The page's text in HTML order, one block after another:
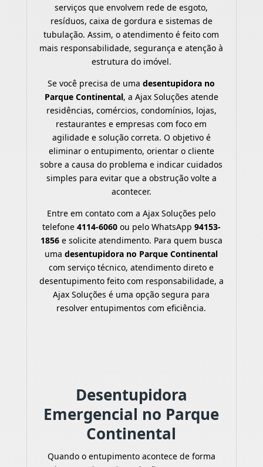
serviços que envolvem rede de esgoto,
resíduos, caixa de gordura e sistemas de
tubulação. Assim, o atendimento é feito com
mais responsabilidade, segurança e atenção à
estrutura do imóvel.
Se você precisa de umadesentupidora no
Parque Continental, a Ajax Soluções atende
residências, comércios, condomínios, lojas,
restaurantes e empresas com foco em
agilidade e solução correta. O objetivo é
eliminar o entupimento, orientar o cliente
sobre a causa do problema e indicar cuidados
simples para evitar que a obstrução volte a
acontecer.
Entre em contato com a Ajax Soluções pelo
telefone 4114-6060ou pelo WhatsApp 94153-
1856e solicite atendimento. Para quem busca
umadesentupidora no Parque Continental
com serviço técnico, atendimento direto e
desentupimento feito com responsabilidade, a
Ajax Soluções é uma opção segura para
resolver entupimentos com eficiência.
Desentupidora
Emergencial no Parque
Continental
Quando o entupimento acontece de forma